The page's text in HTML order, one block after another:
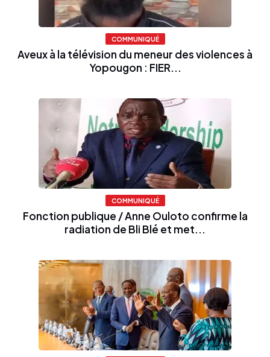
COMMUNIQUÉ
Aveux à la télévision du meneur des violences à
Yopougon : FIER...
COMMUNIQUÉ
Fonction publique / Anne Ouloto confirme la
radiation de Bli Blé et met...